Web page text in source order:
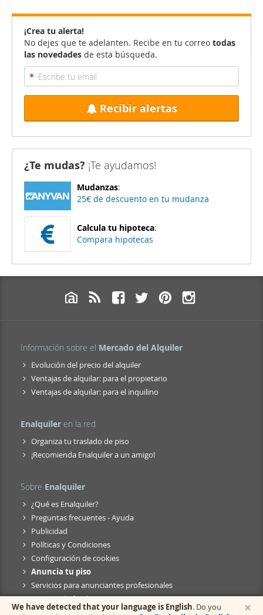
¡Crea tu alerta!
No dejes que te adelanten. Recibe en tu correo todas
las novedades de esta búsqueda.
Recibir alertas
¿Te mudas? ¡Te ayudamos!
Mudanzas:
25€ de descuento en tu mudanza
Calcula tu hipoteca:
Compara hipotecas
Información sobre el Mercado del Alquiler
Evolución del precio del alquiler
Ventajas de alquilar: para el propietario
Ventajas de alquilar: para el inquilino
Enalquiler en la red
Organiza tu traslado de piso
¡Recomienda Enalquiler a un amigo!
Sobre Enalquiler
¿Qué es Enalquiler?
Preguntas frecuentes - Ayuda
Publicidad
Políticas y Condiciones
Configuración de cookies
Anuncia tu piso
Servicios para anunciantes profesionales
Anuncio de fusión
×
We have detected that your language is English. Do you